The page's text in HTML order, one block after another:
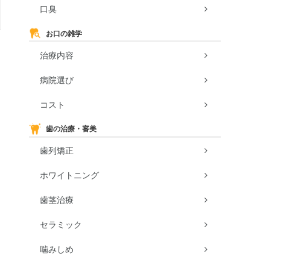
口臭
お口の雑学
治療内容
病院選び
コスト
歯の治療・審美
歯列矯正
ホワイトニング
歯茎治療
セラミック
噛みしめ